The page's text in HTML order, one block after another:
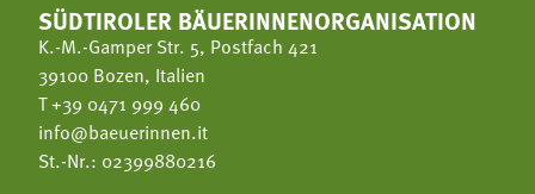
SÜDTIROLER BÄUERINNENORGANISATION
K.-M.-Gamper Str. 5, Postfach 421
39100 Bozen, Italien
T+39 0471 999 460
info@baeuerinnen.it
St.-Nr.: 02399880216